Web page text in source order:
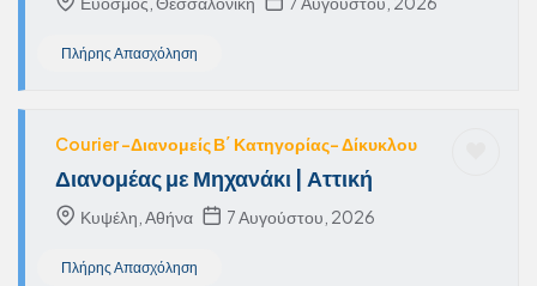
Πλήρης Απασχόληση
Courier -Διανομείς Β΄ Κατηγορίας- Δίκυκλου
Διανομέας με Μηχανάκι | Αττική
Κυψέλη, Αθήνα 7 Αυγούστου, 2026
Πλήρης Απασχόληση